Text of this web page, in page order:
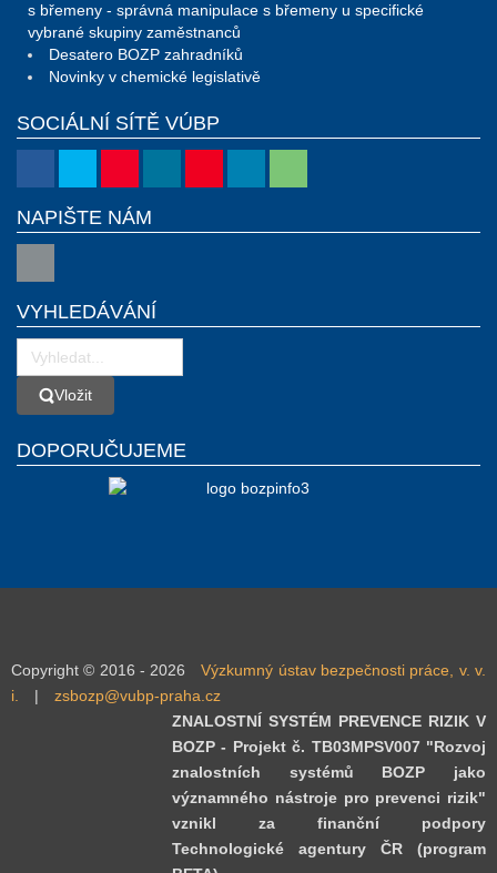
s břemeny - správná manipulace s břemeny u specifické
vybrané skupiny zaměstnanců
Desatero BOZP zahradníků
Novinky v chemické legislativě
SOCIÁLNÍ SÍTĚ VÚBP
NAPIŠTE NÁM
VYHLEDÁVÁNÍ
VložitVložit
DOPORUČUJEME
Copyright © 2016 - 2026
Výzkumný ústav bezpečnosti práce, v. v.
i.
|
zsbozp@vubp-praha.cz
ZNALOSTNÍ SYSTÉM PREVENCE RIZIK V
BOZP - Projekt č. TB03MPSV007 "Rozvoj
znalostních systémů BOZP jako
významného nástroje pro prevenci rizik"
vznikl za finanční podpory
Technologické agentury ČR (program